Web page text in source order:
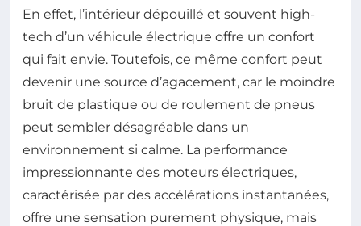
En effet, l’intérieur dépouillé et souvent high-
tech d’un véhicule électrique offre un confort
qui fait envie. Toutefois, ce même confort peut
devenir une source d’agacement, car le moindre
bruit de plastique ou de roulement de pneus
peut sembler désagréable dans un
environnement si calme. La performance
impressionnante des moteurs électriques,
caractérisée par des accélérations instantanées,
offre une sensation purement physique, mais